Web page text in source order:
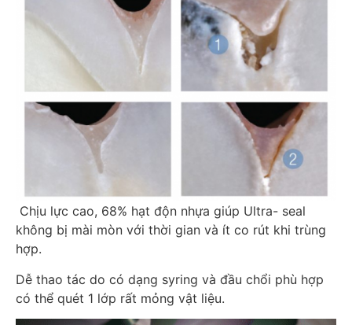
Chịu lực cao, 68% hạt độn nhựa giúp Ultra- seal
không bị mài mòn với thời gian và ít co rút khi trùng
hợp.
Dễ thao tác do có dạng syring và đầu chổi phù hợp
có thể quét 1 lớp rất mỏng vật liệu.